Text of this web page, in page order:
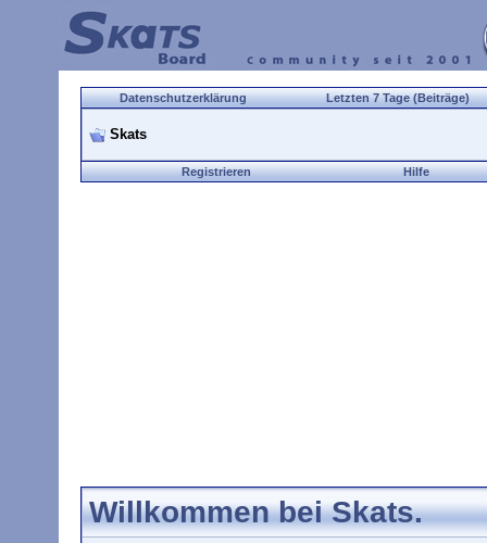
Datenschutzerklärung Letzten 7 Tage (Beiträge)
Skats
Registrieren Hilfe
Willkommen bei Skats.